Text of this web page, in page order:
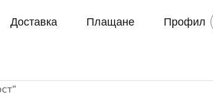
Доставка Плащане Профил